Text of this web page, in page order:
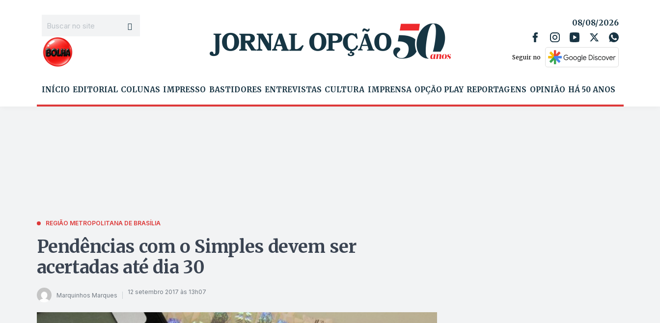
08/08/2026
Seguir no
INÍCIO EDITORIAL COLUNAS IMPRESSO BASTIDORES ENTREVISTAS CULTURA IMPRENSA OPÇÃO PLAY REPORTAGENS OPINIÃO HÁ 50 ANOS
REGIÃO METROPOLITANA DE BRASÍLIA
Pendências com o Simples devem ser
acertadas até dia 30
Marquinhos Marques 12 setembro 2017 às 13h07